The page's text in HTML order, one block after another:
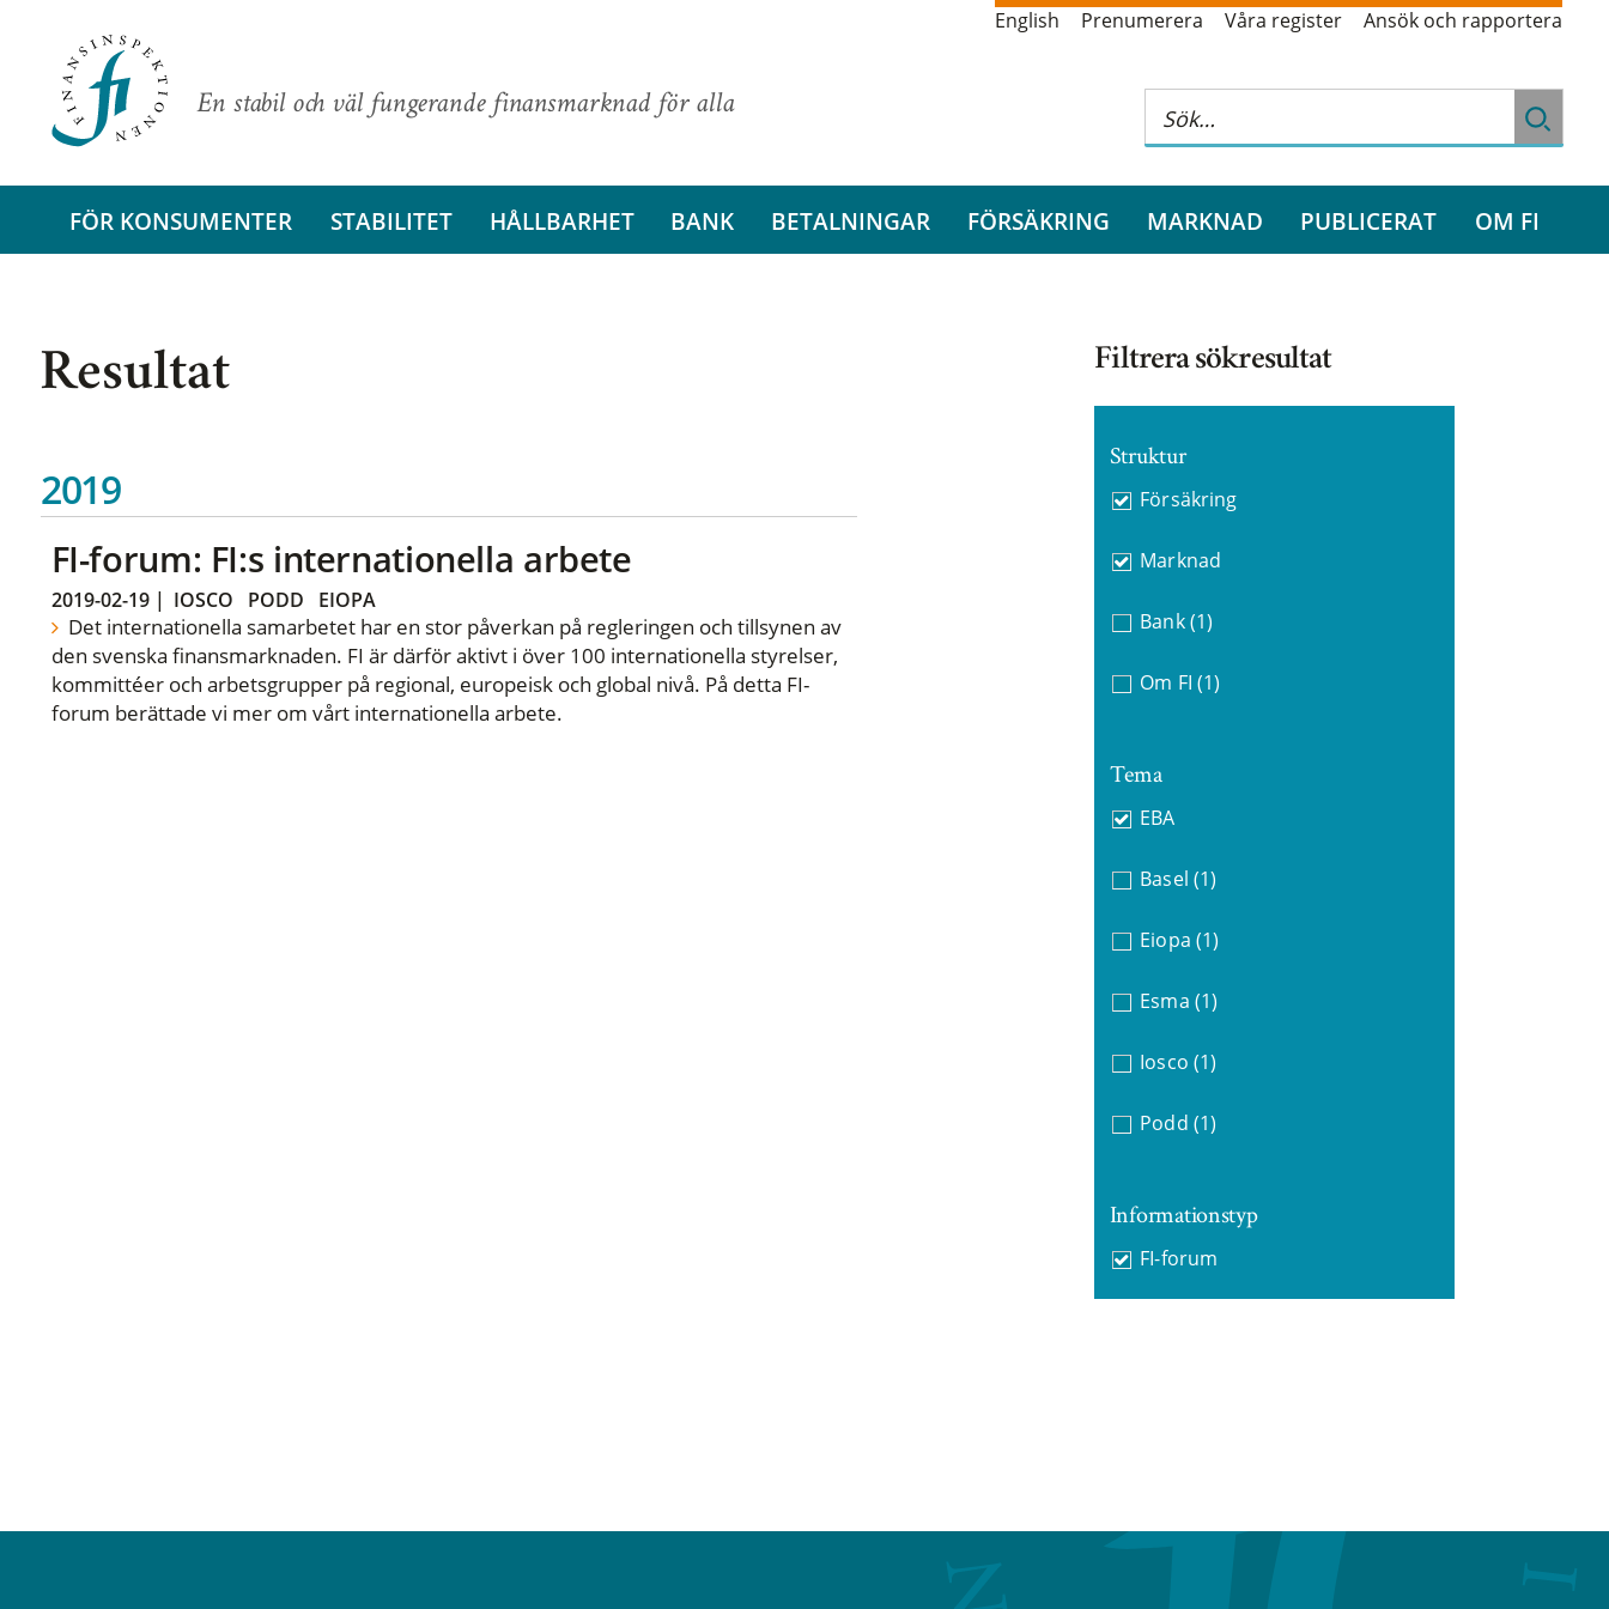
En stabil och väl fungerande finansmarknad för alla
English Prenumerera Våra register Ansök och rapportera
FÖR KONSUMENTER STABILITET HÅLLBARHET BANK BETALNINGAR FÖRSÄKRING MARKNAD PUBLICERAT OM FI
Resultat
2019
FI-forum: FI:s internationella arbete
2019-02-19| IOSCO PODD EIOPA
Det internationella samarbetet har en stor påverkan på regleringen och tillsynen av
den svenska finansmarknaden. FI är därför aktivt i över 100 internationella styrelser,
kommittéer och arbetsgrupper på regional, europeisk och global nivå. På detta FI-
forum berättade vi mer om vårt internationella arbete.
Filtrera sökresultat
Struktur
Försäkring
Marknad
Bank (1)
Om FI (1)
Tema
EBA
Basel (1)
Eiopa (1)
Esma (1)
Iosco (1)
Podd (1)
Informationstyp
FI-forum